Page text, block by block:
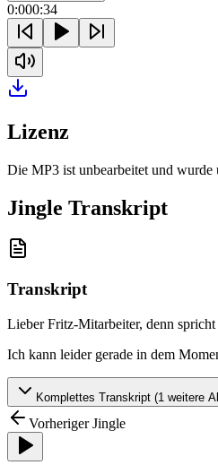
0:000:34
Lizenz
Die MP3 ist unbearbeitet und
Jingle Transkript
Transkript
Lieber Fritz-Mitarbeiter, denn
Ich kann leider gerade in dem
Komplettes Transkript (1 weitere
Vorheriger Jingle